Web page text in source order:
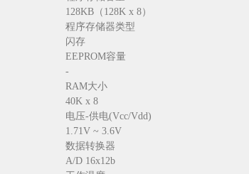
128KB（128K x 8）
程序存储器类型
闪存
EEPROM容量
-
RAM大小
40K x 8
电压-供电(Vcc/Vdd)
1.71V ~ 3.6V
数据转换器
A/D 16x12b